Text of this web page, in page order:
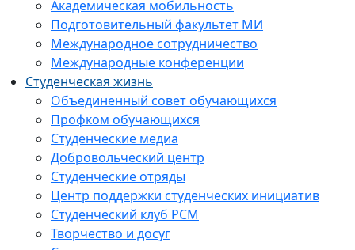
Академическая мобильность
Подготовительный факультет МИ
Международное сотрудничество
Международные конференции
Студенческая жизнь
Объединенный совет обучающихся
Профком обучающихся
Студенческие медиа
Добровольческий центр
Студенческие отряды
Центр поддержки студенческих инициатив
Студенческий клуб РСМ
Творчество и досуг